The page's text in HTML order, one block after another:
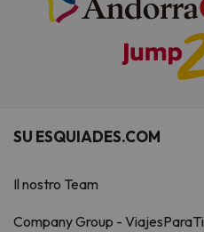
SU ESQUIADES.COM
Il nostro Team
Company Group - ViajesParaTi